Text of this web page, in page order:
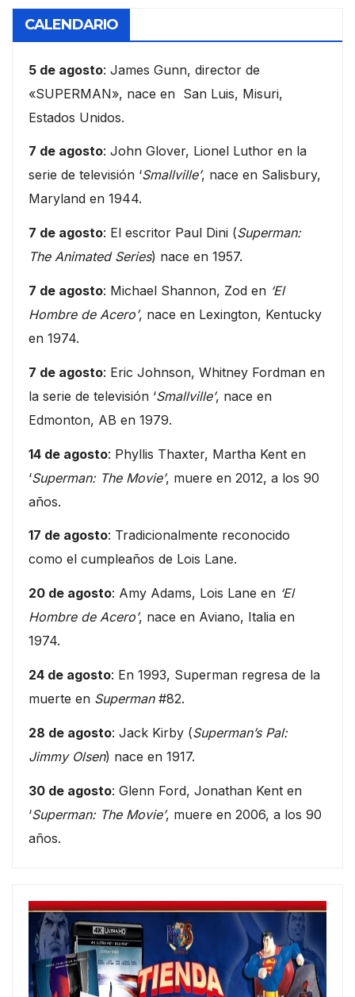
CALENDARIO
5 de agosto: James Gunn, director de
«SUPERMAN», nace en San Luis, Misuri,
Estados Unidos.
7 de agosto: John Glover, Lionel Luthor en la
serie de televisión ‘Smallville’, nace en Salisbury,
Maryland en 1944.
7 de agosto: El escritor Paul Dini (Superman:
The Animated Series) nace en 1957.
7 de agosto: Michael Shannon, Zod en ‘El
Hombre de Acero’, nace en Lexington, Kentucky
en 1974.
7 de agosto: Eric Johnson, Whitney Fordman en
la serie de televisión ‘Smallville’, nace en
Edmonton, AB en 1979.
14 de agosto: Phyllis Thaxter, Martha Kent en
‘Superman: The Movie’, muere en 2012, a los 90
años.
17 de agosto: Tradicionalmente reconocido
como el cumpleaños de Lois Lane.
20 de agosto: Amy Adams, Lois Lane en ‘El
Hombre de Acero’, nace en Aviano, Italia en
1974.
24 de agosto: En 1993, Superman regresa de la
muerte en Superman#82.
28 de agosto: Jack Kirby (Superman’s Pal:
Jimmy Olsen) nace en 1917.
30 de agosto: Glenn Ford, Jonathan Kent en
‘Superman: The Movie’, muere en 2006, a los 90
años.